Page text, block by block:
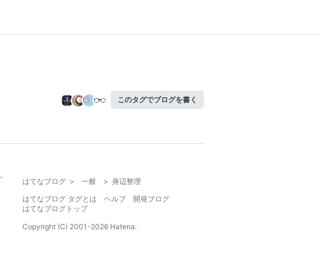
このタグでブログを書く
はてなブログ > 一般 > 身辺整理
はてなブログ タグとは
ヘルプ
開発ブログ
はてなブログトップ
Copyright (C) 2001-2026 Hatena.